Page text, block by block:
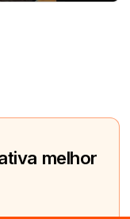
melhor